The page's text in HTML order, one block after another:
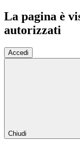
La pagina è
autorizzati
Accedi
Chiudi